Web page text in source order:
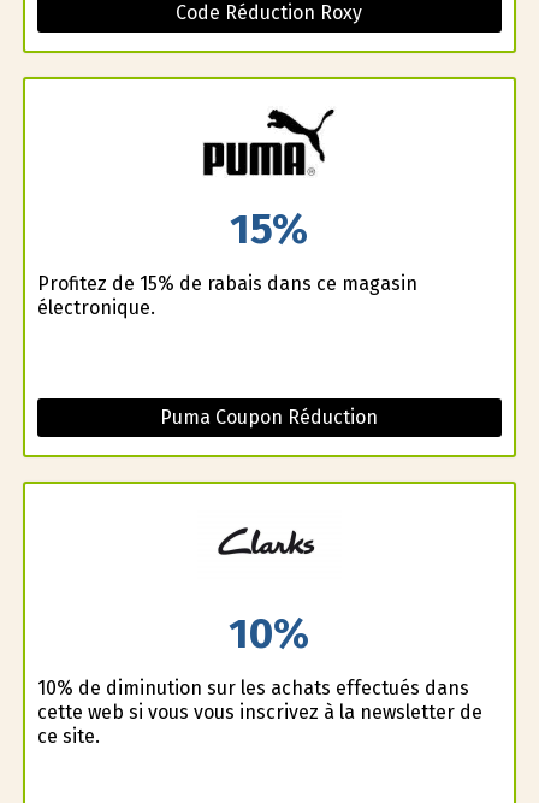
Code Réduction Roxy
15%
Profitez de 15% de rabais dans ce magasin
électronique.
Puma Coupon Réduction
10%
10% de diminution sur les achats effectués dans
cette web si vous vous inscrivez à la newsletter de
ce site.